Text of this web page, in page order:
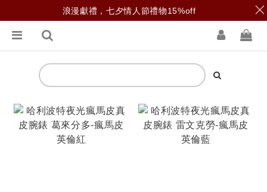
浪漫獻禮，七夕情人節禮物15%off